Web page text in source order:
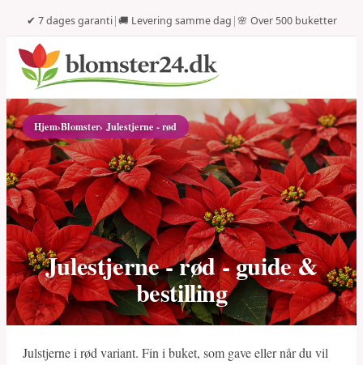
✔ 7 dages garanti|🚚 Levering samme dag |🌸 Over 500 buketter
Hjem›Blomster› Julestjerne - rød
Julestjerne - rød - guide &
bestilling
Julstjerne i rød variant. Fin i buket, som gave eller når du vil